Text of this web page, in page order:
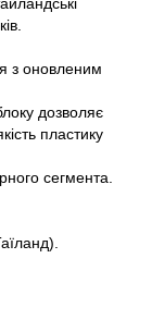
з оновленим
дозволяє
пластику
сегмента.